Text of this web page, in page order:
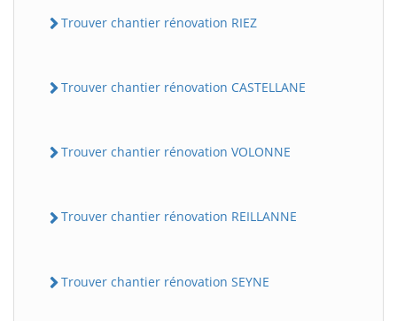
Trouver chantier rénovation RIEZ
Trouver chantier rénovation CASTELLANE
Trouver chantier rénovation VOLONNE
Trouver chantier rénovation REILLANNE
Trouver chantier rénovation SEYNE